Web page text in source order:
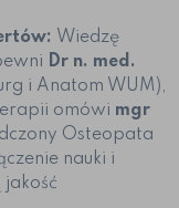
Wiedzę
Dr n. med.
i Anatom WUM),
omówi mgr
Osteopata
nauki i